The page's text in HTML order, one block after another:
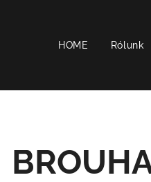
HOME Rólunk